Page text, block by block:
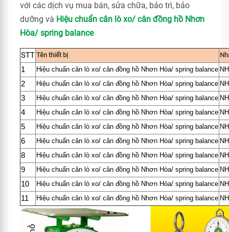
với các dịch vụ mua bán, sửa chữa, bảo trì, bảo
dưỡng và Hiệu chuẩn cân lò xo/ cân đồng hồ Nhơn
Hòa/ spring balance
STT Tên thiết bị
1 Hiệu chuẩn cân lò xo/ cân đồng hồ Nhơn Hòa/ spring balance
2 Hiệu chuẩn cân lò xo/ cân đồng hồ Nhơn Hòa/ spring balance
3 Hiệu chuẩn cân lò xo/ cân đồng hồ Nhơn Hòa/ spring balance
4 Hiệu chuẩn cân lò xo/ cân đồng hồ Nhơn Hòa/ spring balance
5 Hiệu chuẩn cân lò xo/ cân đồng hồ Nhơn Hòa/ spring balance
6 Hiệu chuẩn cân lò xo/ cân đồng hồ Nhơn Hòa/ spring balance
8 Hiệu chuẩn cân lò xo/ cân đồng hồ Nhơn Hòa/ spring balance
9 Hiệu chuẩn cân lò xo/ cân đồng hồ Nhơn Hòa/ spring balance
10 Hiệu chuẩn cân lò xo/ cân đồng hồ Nhơn Hòa/ spring balance
11 Hiệu chuẩn cân lò xo/ cân đồng hồ Nhơn Hòa/ spring balance